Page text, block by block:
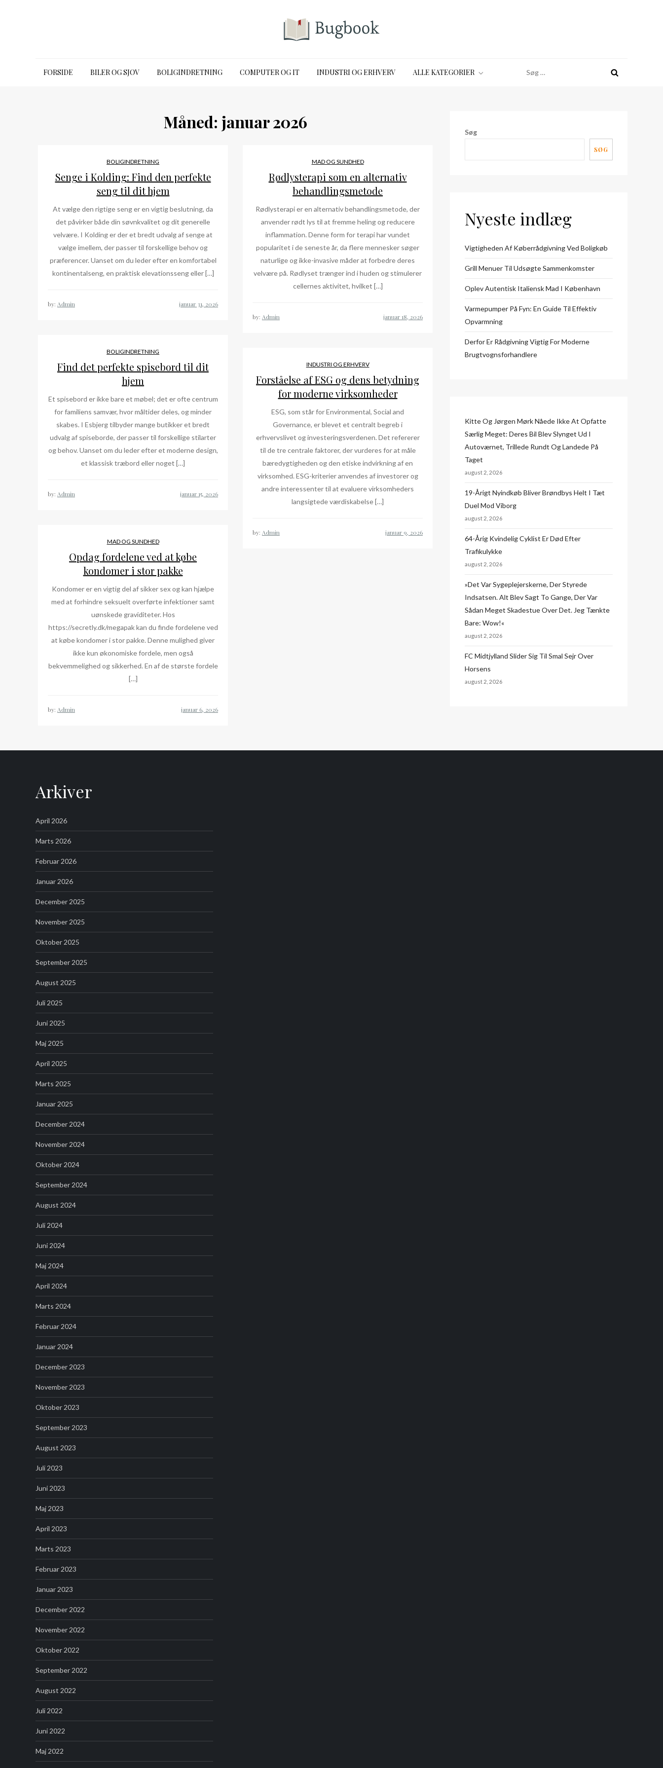
FORSIDE BILER OG SJOV BOLIGINDRETNING COMPUTER OG IT INDUSTRI OG ERHVERV ALLE KATEGORIER
efter:
Måned: januar 2026
BOLIGINDRETNING
Senge i Kolding: Find den perfekte
seng til dit hjem
At vælge den rigtige seng er en vigtig beslutning, da
det påvirker både din søvnkvalitet og dit generelle
velvære. I Kolding er der et bredt udvalg af senge at
vælge imellem, der passer til forskellige behov og
præferencer. Uanset om du leder efter en komfortabel
kontinentalseng, en praktisk elevationsseng eller […]
by: Admin
MAD OG SUNDHED
Rødlysterapi som en alternativ
behandlingsmetode
Rødlysterapi er en alternativ behandlingsmetode, der
anvender rødt lys til at fremme heling og reducere
inflammation. Denne form for terapi har vundet
popularitet i de seneste år, da flere mennesker søger
naturlige og ikke-invasive måder at forbedre deres
velvære på. Rødlyset trænger ind i huden og stimulerer
cellernes aktivitet, hvilket […]
by: Admin
BOLIGINDRETNING
Find det perfekte spisebord til dit
hjem
Et spisebord er ikke bare et møbel; det er ofte centrum
for familiens samvær, hvor måltider deles, og minder
skabes. I Esbjerg tilbyder mange butikker et bredt
udvalg af spiseborde, der passer til forskellige stilarter
og behov. Uanset om du leder efter et moderne design,
et klassisk træbord eller noget […]
by: Admin
INDUSTRI OG ERHVERV
Forståelse af ESG og dens betydning
for moderne virksomheder
ESG, som står for Environmental, Social and
Governance, er blevet et centralt begreb i
erhvervslivet og investeringsverdenen. Det refererer
til de tre centrale faktorer, der vurderes for at måle
bæredygtigheden og den etiske indvirkning af en
virksomhed. ESG-kriterier anvendes af investorer og
andre interessenter til at evaluere virksomheders
langsigtede værdiskabelse […]
by: Admin
MAD OG SUNDHED
Opdag fordelene ved at købe
kondomer i stor pakke
Kondomer er en vigtig del af sikker sex og kan hjælpe
med at forhindre seksuelt overførte infektioner samt
uønskede graviditeter. Hos
https://secretly.dk/megapak kan du finde fordelene ved
at købe kondomer i stor pakke. Denne mulighed giver
ikke kun økonomiske fordele, men også
bekvemmelighed og sikkerhed. En af de største fordele
[…]
by: Admin
Søg
SØG
Nyeste indlæg
Vigtigheden Af Køberrådgivning Ved Boligkøb
Grill Menuer Til Udsøgte Sammenkomster
Oplev Autentisk Italiensk Mad I København
Varmepumper På Fyn: En Guide Til Effektiv
Opvarmning
Derfor Er Rådgivning Vigtig For Moderne
Brugtvognsforhandlere
Kitte Og Jørgen Mørk Nåede Ikke At Opfatte
Særlig Meget: Deres Bil Blev Slynget Ud I
Autoværnet, Trillede Rundt Og Landede På
Taget
august 2, 2026
19-Årigt Nyindkøb Bliver Brøndbys Helt I Tæt
Duel Mod Viborg
august 2, 2026
64-Årig Kvindelig Cyklist Er Død Efter
Trafikulykke
august 2, 2026
»Det Var Sygeplejerskerne, Der Styrede
Indsatsen. Alt Blev Sagt To Gange, Der Var
Sådan Meget Skadestue Over Det. Jeg Tænkte
Bare: Wow!«
august 2, 2026
FC Midtjylland Slider Sig Til Smal Sejr Over
Horsens
august 2, 2026
Arkiver
April 2026
Marts 2026
Februar 2026
Januar 2026
December 2025
November 2025
Oktober 2025
September 2025
August 2025
Juli 2025
Juni 2025
Maj 2025
April 2025
Marts 2025
Januar 2025
December 2024
November 2024
Oktober 2024
September 2024
August 2024
Juli 2024
Juni 2024
Maj 2024
April 2024
Marts 2024
Februar 2024
Januar 2024
December 2023
November 2023
Oktober 2023
September 2023
August 2023
Juli 2023
Juni 2023
Maj 2023
April 2023
Marts 2023
Februar 2023
Januar 2023
December 2022
November 2022
Oktober 2022
September 2022
August 2022
Juli 2022
Juni 2022
Maj 2022